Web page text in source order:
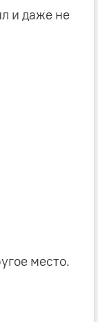
и даже не
место.